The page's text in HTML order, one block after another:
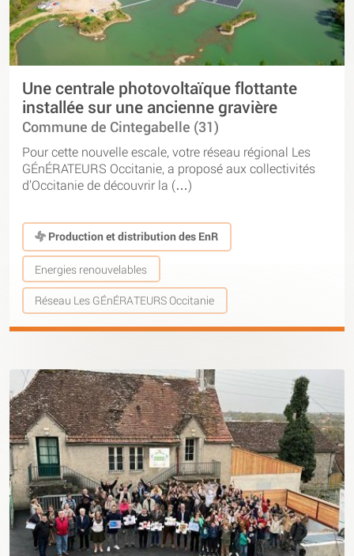
Une centrale photovoltaïque flottante
installée sur une ancienne gravière
Commune de Cintegabelle (31)
Pour cette nouvelle escale, votre réseau régional Les
GÉnÉRATEURS Occitanie, a proposé aux collectivités
d’Occitanie de découvrir la (…)
Production et distribution des EnR
Energies renouvelables
Réseau Les GÉnÉRATEURS Occitanie